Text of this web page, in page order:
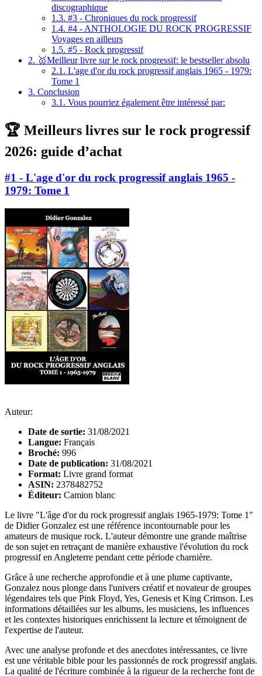
discographique
1.3. #3 - Chroniques du rock progressif
1.4. #4 - ANTHOLOGIE DU ROCK PROGRESSIF
Voyages en ailleurs
1.5. #5 - Rock progressif
2. 🥇Meilleur livre sur le rock progressif: le bestseller absolu
2.1. L'age d'or du rock progressif anglais 1965 - 1979:
Tome 1
3. Conclusion
3.1. Vous pourriez également être intéressé par:
🏆 Meilleurs livres sur le rock progressif
2026: guide d’achat
#1 - L'age d'or du rock progressif anglais 1965 -
1979: Tome 1
Auteur:
Date de sortie: 31/08/2021
Langue: Français
Broché: 996
Date de publication: 31/08/2021
Format: Livre grand format
ASIN: 2378482752
Éditeur: Camion blanc
Le livre "L'âge d'or du rock progressif anglais 1965-1979: Tome 1"
de Didier Gonzalez est une référence incontournable pour les
amateurs de musique rock. L'auteur démontre une grande maîtrise
de son sujet en retraçant de manière exhaustive l'évolution du rock
progressif en Angleterre pendant cette période charnière.
Grâce à une recherche approfondie et à une plume captivante,
Gonzalez nous plonge dans l'univers créatif et novateur de groupes
légendaires tels que Pink Floyd, Yes, Genesis et King Crimson. Les
informations détaillées sur les albums, les musiciens, les influences
et les contextes historiques enrichissent la lecture et témoignent de
l'expertise de l'auteur.
Avec une analyse profonde et des anecdotes intéressantes, ce livre
est une véritable bible pour les passionnés de rock progressif anglais.
La qualité de l'écriture combinée à la rigueur de la recherche font de